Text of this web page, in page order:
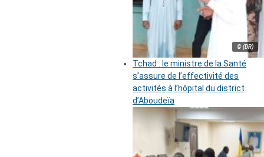
© (DR)
Tchad : le ministre de la Santé
s’assure de l’effectivité des
activités à l’hôpital du district
d’Aboudeïa